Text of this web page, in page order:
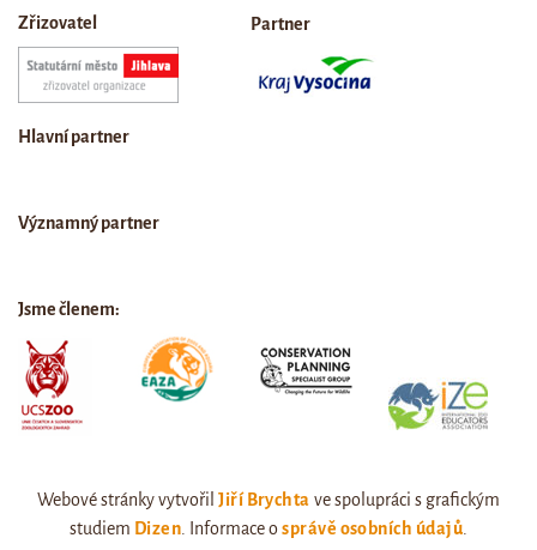
Zřizovatel Partner
Hlavní partner
Významný partner
Jsme členem:
Webové stránky vytvořilJiří Brychta ve spolupráci s grafickým
studiem Dizen . Informace osprávě osobních údajů